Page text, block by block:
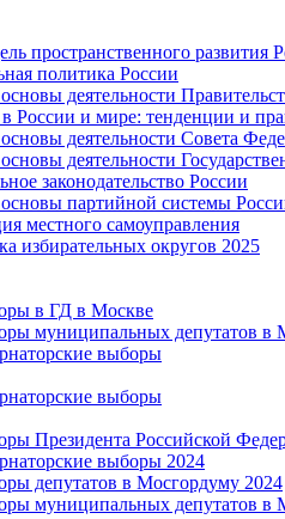
пространственного развития
политика России
деятельности
России и мире: тенденции и
деятельности Совета
деятельности
законодательство России
партийной системы
местного самоуправления
избирательных округов 2025
в ГД в Москве
муниципальных депутатов в
выборы
выборы
Президента Российской
выборы 2024
депутатов в Мосгордуму 2024
муниципальных депутатов в